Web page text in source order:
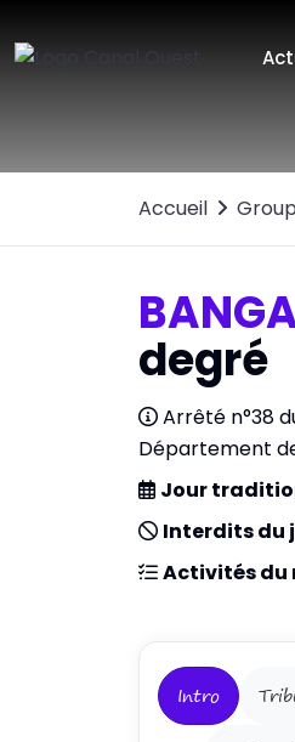
Accueil
degré
Arrêté n°38
Département
Jour
Interdits du
Activités du
Intro